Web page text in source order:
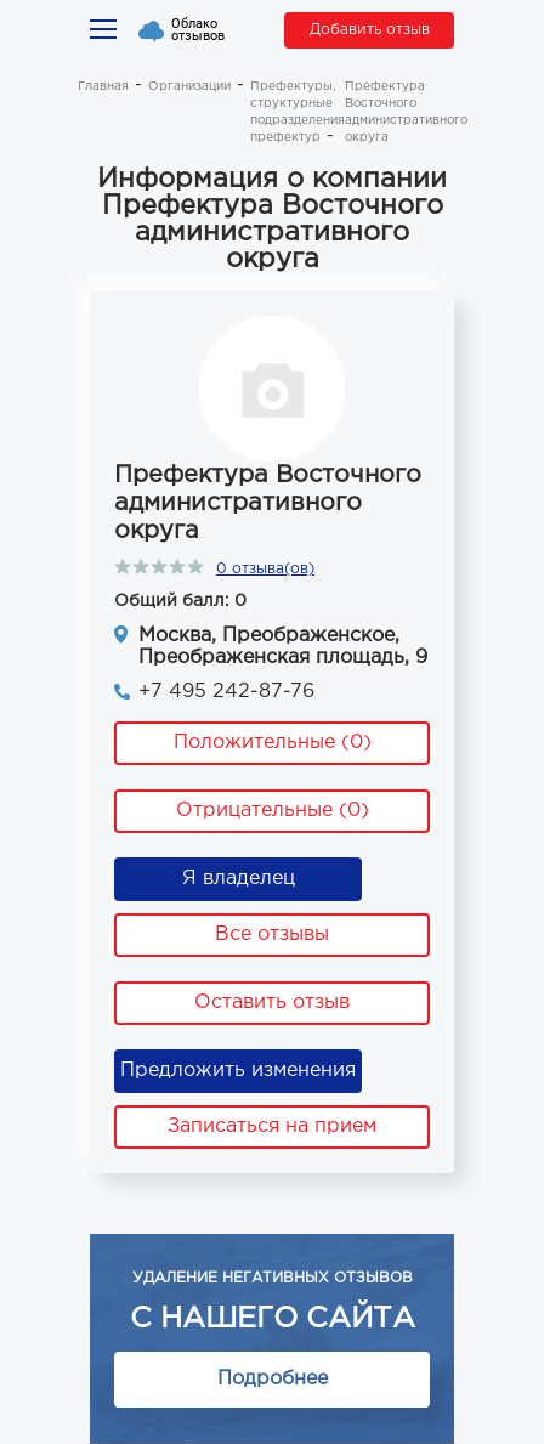
Облако
отзывов Добавить отзыв
Главная Организации
Префектуры,
структурные
подразделения
префектур
Префектура
Восточного
административного
округа
Информация о компании
Префектура Восточного
административного
округа
Префектура Восточного
административного
округа
0 отзыва(ов)
Общий балл: 0
Москва, Преображенское,
Преображенская площадь, 9
+7 495 242-87-76
Положительные (0)
Отрицательные (0)
Я владелец
Все отзывы
Оставить отзыв
Предложить изменения
Записаться на прием
УДАЛЕНИЕ НЕГАТИВНЫХ ОТЗЫВОВ
С НАШЕГО САЙТА
Подробнее